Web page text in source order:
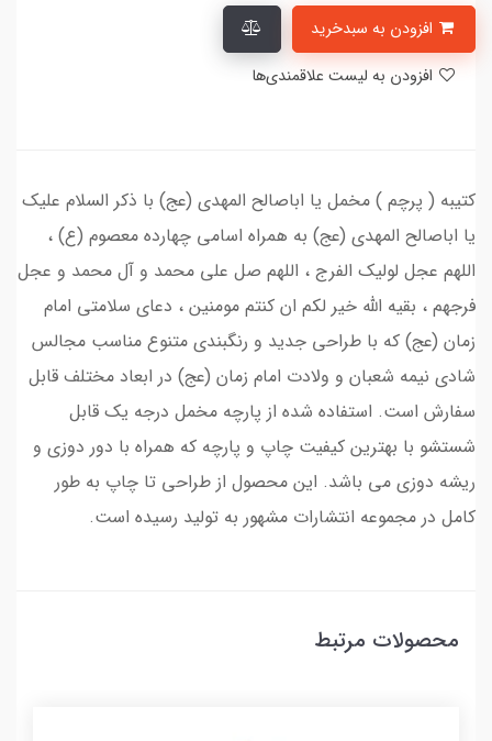
کتیبه ( پرچم ) مخمل یا اباصالح المهدی (عج) با ذکر السلام علیک
یا اباصالح المهدی (عج) به همراه اسامی چهارده معصوم (ع) ،
اللهم عجل لولیک الفرج ، اللهم صل علی محمد و آل محمد و عجل
فرجهم ، بقیه الله خیر لکم ان کنتم مومنین ، دعای سلامتی امام
زمان (عج) که با طراحی جدید و رنگبندی متنوع مناسب مجالس
شادی نیمه شعبان و ولادت امام زمان (عج) در ابعاد مختلف قابل
سفارش است. استفاده شده از پارچه مخمل درجه یک قابل
شستشو با بهترین کیفیت چاپ و پارچه که همراه با دور دوزی و
ریشه دوزی می باشد. این محصول از طراحی تا چاپ به طور
کامل در مجموعه انتشارات مشهور به تولید رسیده است.
محصولات مرتبط